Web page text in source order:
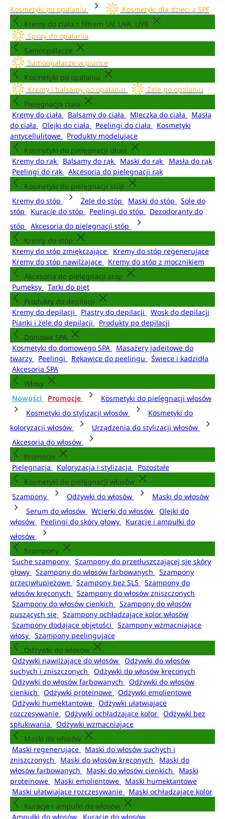
Kosmetyki po opalaniu
Kosmetyki dla dzieci z SPF
Kremy do ciała z filtrem UV, UVA, UVB
Spray do opalania
Samoopalacze
Samoopalacze w piance
Kosmetyki po opalaniu
Kremy i balsamy po opalaniu
Żele po opalaniu
Pielęgnacja ciała
Kremy do ciała
Balsamy do ciała Mleczka do ciała
Masła
do ciała
Olejki do ciała Peelingi do ciała
Kosmetyki
antycellulitowe
Produkty modelujące
Kosmetyki do pielęgnacji dłoni
Kremy do rąk
Balsamy do rąk Maski do rąk
Masła do rąk
Peelingi do rąk
Akcesoria do pielęgnacji rąk
Kosmetyki do pielęgnacji stóp
Kremy do stóp
Żele do stóp Maski do stóp
Sole do
stóp
Kuracje do stóp Peelingi do stóp
Dezodoranty do
stóp
Akcesoria do pielęgnacji stóp
Kremy do stóp
Kremy do stóp zmiękczające
Kremy do stóp regenerujące
Kremy do stóp nawilżające
Kremy do stóp z mocznikiem
Akcesoria do pielęgnacji stóp
Pumeksy
Tarki do pięt
Produkty do depilacji
Kremy do depilacji
Plastry do depilacji
Wosk do depilacji
Pianki i żele do depilacji
Produkty po depilacji
Domowe SPA
Kosmetyki do domowego SPA
Masażery jadeitowe do
twarzy
Peelingi Rękawice do peelingu
Świece i kadzidła
Akcesoria SPA
Włosy
Nowości
Promocje
Kosmetyki do pielęgnacji włosów
Kosmetyki do stylizacji włosów
Kosmetyki do
koloryzacji włosów
Urządzenia do stylizacji włosów
Akcesoria do włosów
Promocje
Pielęgnacja
Koloryzacja i stylizacja
Pozostałe
Kosmetyki do pielęgnacji włosów
Szampony
Odżywki do włosów
Maski do włosów
Serum do włosów
Wcierki do włosów
Olejki do
włosów
Peelingi do skóry głowy
Kuracje i ampułki do
włosów
Szampony
Suche szampony
Szampony do przetłuszczającej się skóry
głowy
Szampony do włosów farbowanych
Szampony
przeciwłupieżowe
Szampony bez SLS
Szampony do
włosów kręconych
Szampony do włosów zniszczonych
Szampony do włosów cienkich
Szampony do włosów
puszących się
Szampony ochładzające kolor włosów
Szampony dodające objętości
Szampony wzmacniające
włosy
Szampony peelingujące
Odżywki do włosów
Odżywki nawilżające do włosów
Odżywki do włosów
suchych i zniszczonych
Odżywki do włosów kręconych
Odżywki do włosów farbowanych
Odżywki do włosów
cienkich
Odżywki proteinowe
Odżywki emolientowe
Odżywki humektantowe
Odżywki ułatwiające
rozczesywanie
Odżywki ochładzające kolor
Odżywki bez
spłukiwania
Odżywki wzmacniające
Maski do włosów
Maski regenerujące
Maski do włosów suchych i
zniszczonych
Maski do włosów kręconych
Maski do
włosów farbowanych
Maski do włosów cienkich
Maski
proteinowe
Maski emolientowe
Maski humektantowe
Maski ułatwiające rozczesywanie
Maski ochładzające kolor
Kuracje i ampułki do włosów
Ampułki do włosów
Kuracje do włosów